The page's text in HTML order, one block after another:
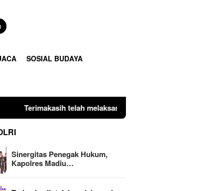
SOSIAL BUDAYA
melaksanakan kewajiban perpajakan daerah tepat waktu
Sinergitas Penegak Hukum,
Kapolres Madiu…